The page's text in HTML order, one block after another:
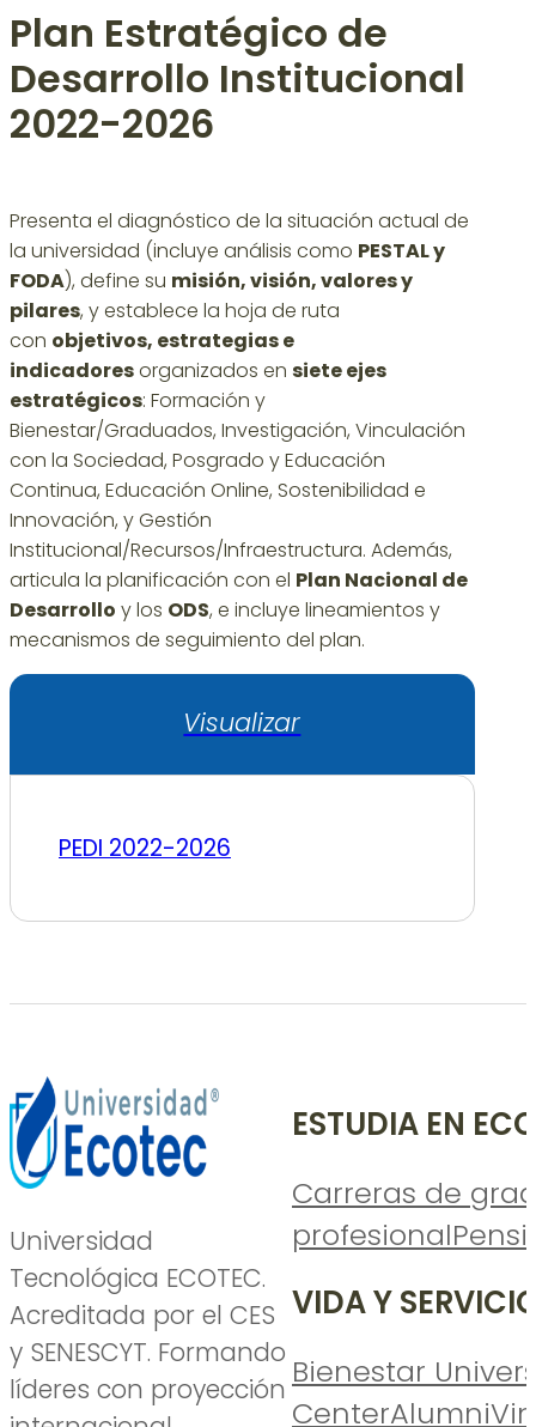
Plan Estratégico de
Desarrollo Institucional
2022-2026
Presenta el diagnóstico de la situación actual de
la universidad (incluye análisis como PESTAL y
FODA), define su misión, visión, valores y
pilares, y establece la hoja de ruta
con objetivos, estrategias e
indicadoresorganizados en siete ejes
estratégicos: Formación y
Bienestar/Graduados, Investigación, Vinculación
con la Sociedad, Posgrado y Educación
Continua, Educación Online, Sostenibilidad e
Innovación, y Gestión
Institucional/Recursos/Infraestructura. Además,
articula la planificación con el Plan Nacional de
Desarrollo y los ODS, e incluye lineamientos y
mecanismos de seguimiento del plan.
Visualizar
PEDI 2022-2026
Universidad
Tecnológica ECOTEC.
Acreditada por el CES
y SENESCYT. Formando
líderes con proyección
ESTUDIA EN
Carreras de
profesional
VIDA Y
Bienestar
CenterAlumni